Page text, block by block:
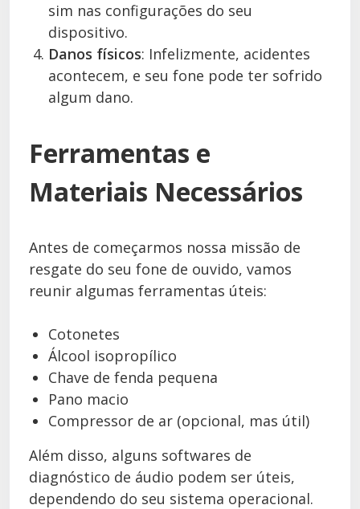
sim nas configurações do seu
dispositivo.
Danos físicos: Infelizmente, acidentes
acontecem, e seu fone pode ter sofrido
algum dano.
Ferramentas e
Materiais Necessários
Antes de começarmos nossa missão de
resgate do seu fone de ouvido, vamos
reunir algumas ferramentas úteis:
Cotonetes
Álcool isopropílico
Chave de fenda pequena
Pano macio
Compressor de ar (opcional, mas útil)
Além disso, alguns softwares de
diagnóstico de áudio podem ser úteis,
dependendo do seu sistema operacional.